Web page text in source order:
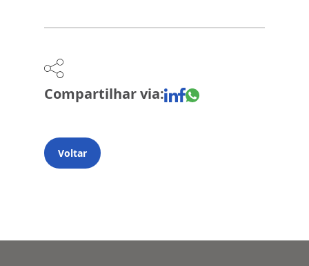
Compartilhar via:
Voltar